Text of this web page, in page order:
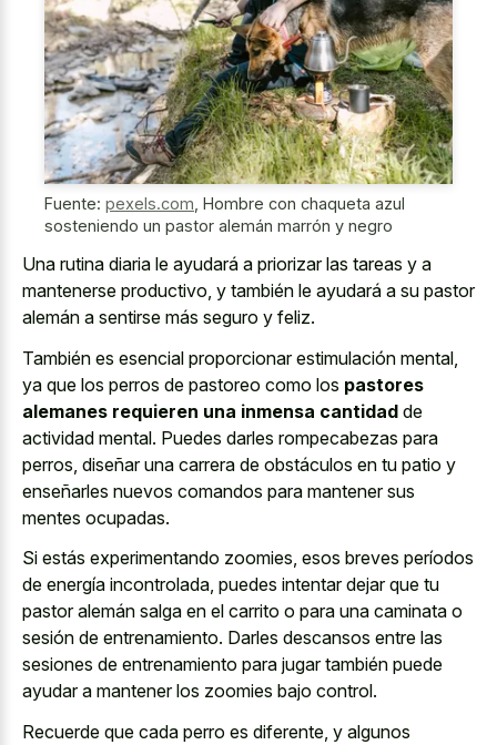
Fuente: pexels.com Hombre con chaqueta azul
sosteniendo un pastor alemán marrón y negro
Una rutina diaria le ayudará a priorizar las tareas y a
mantenerse productivo, y también le ayudará a su pastor
alemán a sentirse más seguro y feliz.
También es esencial proporcionar estimulación mental,
ya que los perros de pastoreo como los pastores
alemanes requieren una inmensa cantidad de
actividad mental. Puedes darles rompecabezas para
perros, diseñar una carrera de obstáculos en tu patio y
enseñarles nuevos comandos para mantener sus
mentes ocupadas.
Si estás experimentando zoomies, esos breves períodos
de energía incontrolada, puedes intentar dejar que tu
pastor alemán salga en el carrito o para una caminata o
sesión de entrenamiento. Darles descansos entre las
sesiones de entrenamiento para jugar también puede
ayudar a mantener los zoomies bajo control.
Recuerde que cada perro es diferente, y algunos